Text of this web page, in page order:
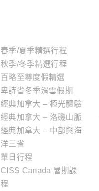
春季/夏季精選行程
秋季/冬季精選行程
百略至尊度假精選
卑詩省冬季滑雪假期
經典加拿大 – 極光體驗
經典加拿大 – 洛磯山脈
經典加拿大 – 中部與海
洋三省
單日行程
CISS Canada 暑期課
程